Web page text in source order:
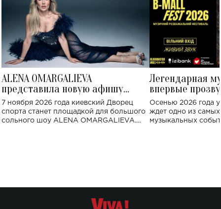
ALENA OMARGALIEVA
представила новую афишу
большого концерта во Дворце
спорта
7 ноября 2026 года киевский Дворец
спорта станет площадкой для большого
сольного шоу ALENA OMARGALIEVA.
Легендарная
впервые
Украине: где
Осенью 2026 года
ждет одно из
музыкальных